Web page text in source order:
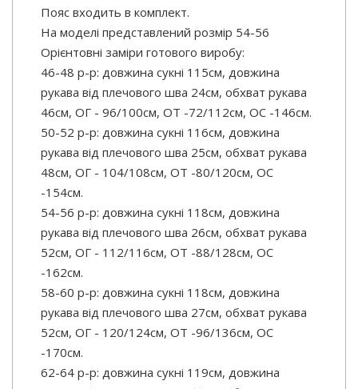
Пояс входить в комплект.
На моделі представлений розмір 54-56
Орієнтовні заміри готового виробу:
46-48 р-р: довжина сукні 115см, довжина
рукава від плечового шва 24см, обхват рукава
46см, ОГ - 96/100см, ОТ -72/112см, OC -146см.
50-52 р-р: довжина сукні 116см, довжина
рукава від плечового шва 25см, обхват рукава
48см, ОГ - 104/108см, ОТ -80/120см, OC
-154см.
54-56 р-р: довжина сукні 118см, довжина
рукава від плечового шва 26см, обхват рукава
52см, ОГ - 112/116см, ОТ -88/128см, OC
-162см.
58-60 р-р: довжина сукні 118см, довжина
рукава від плечового шва 27см, обхват рукава
52см, ОГ - 120/124см, ОТ -96/136см, OC
-170см.
62-64 р-р: довжина сукні 119см, довжина